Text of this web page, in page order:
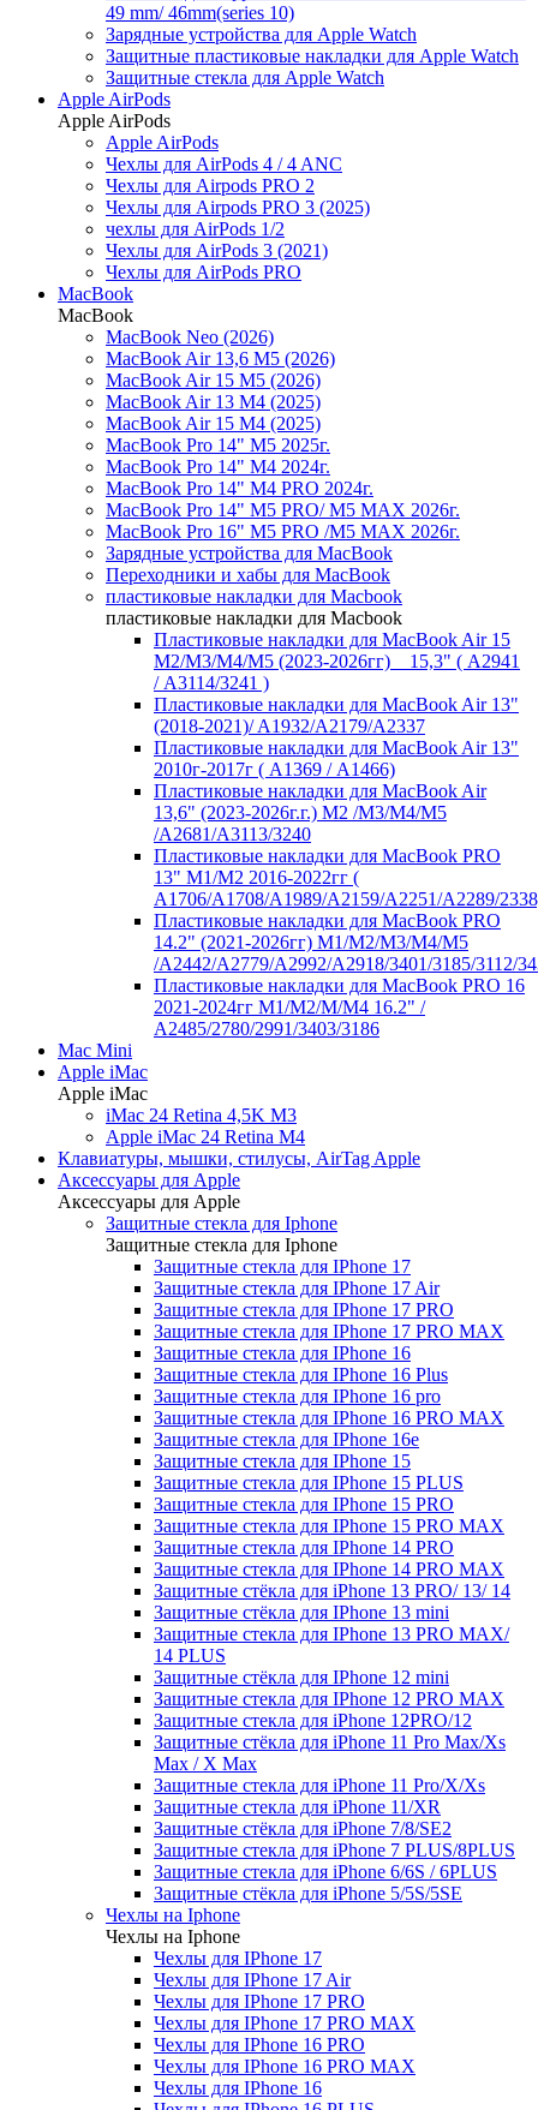
49 mm/ 46mm(series 10)
Зарядные устройства для Apple Watch
Защитные пластиковые накладки для Apple Watch
Защитные стекла для Apple Watch
Apple AirPods
Apple AirPods
Apple AirPods
Чехлы для AirPods 4 / 4 ANC
Чехлы для Airpods PRO 2
Чехлы для Airpods PRO 3 (2025)
чехлы для AirPods 1/2
Чехлы для AirPods 3 (2021)
Чехлы для AirPods PRO
MacBook
MacBook
MacBook Neo (2026)
MacBook Air 13,6 M5 (2026)
MacBook Air 15 M5 (2026)
MacBook Air 13 M4 (2025)
MacBook Air 15 M4 (2025)
MacBook Pro 14" M5 2025г.
MacBook Pro 14" M4 2024г.
MacBook Pro 14" M4 PRO 2024г.
MacBook Pro 14" M5 PRO/ M5 MAX 2026г.
MacBook Pro 16" M5 PRO /M5 MAX 2026г.
Зарядные устройства для MacBook
Переходники и хабы для MacBook
пластиковые накладки для Macbook
пластиковые накладки для Macbook
Пластиковые накладки для MacBook Air 15
M2/M3/M4/M5 (2023-2026гг) _ 15,3" ( А2941
/ А3114/3241 )
Пластиковые накладки для MacBook Air 13"
(2018-2021)/ A1932/A2179/A2337
Пластиковые накладки для MacBook Air 13"
2010г-2017г ( А1369 / А1466)
Пластиковые накладки для MacBook Air
13,6" (2023-2026г.г.) M2 /M3/M4/M5
/A2681/A3113/3240
Пластиковые накладки для MacBook PRO
13" M1/M2 2016-2022гг (
А1706/A1708/A1989/A2159/A2251/A2289/
Пластиковые накладки для MacBook PRO
14.2" (2021-2026гг) M1/M2/M3/M4/M5
/A2442/A2779/A2992/A2918/3401/3185/3112/
Пластиковые накладки для MacBook PRO 16
2021-2024гг M1/M2/M/M4 16.2" /
А2485/2780/2991/3403/3186
Mac Mini
Apple iMac
Apple iMac
iMac 24 Retina 4,5K M3
Apple iMac 24 Retina M4
Клавиатуры, мышки, стилусы, AirTag Apple
Аксессуары для Apple
Аксессуары для Apple
Защитные стекла для Iphone
Защитные стекла для Iphone
Защитные стекла для IPhone 17
Защитные стекла для IPhone 17 Air
Защитные стекла для IPhone 17 PRO
Защитные стекла для IPhone 17 PRO MAX
Защитные стекла для IPhone 16
Защитные стекла для IPhone 16 Plus
Защитные стекла для IPhone 16 pro
Защитные стекла для IPhone 16 PRO MAX
Защитные стекла для IPhone 16e
Защитные стекла для IPhone 15
Защитные стекла для IPhone 15 PLUS
Защитные стекла для IPhone 15 PRO
Защитные стекла для IPhone 15 PRO MAX
Защитные стекла для IPhone 14 PRO
Защитные стекла для IPhone 14 PRO MAX
Защитные стёкла для iPhone 13 PRO/ 13/ 14
Защитные стёкла для IPhone 13 mini
Защитные стекла для IPhone 13 PRO MAX/
14 PLUS
Защитные стёкла для IPhone 12 mini
Защитные стекла для IPhone 12 PRO MAX
Защитные стекла для iPhone 12PRO/12
Защитные стёкла для iPhone 11 Pro Max/Xs
Max / X Max
Защитные стекла для iPhone 11 Pro/X/Xs
Защитные стекла для iPhone 11/XR
Защитные стёкла для iPhone 7/8/SE2
Защитные стекла для iPhone 7 PLUS/8PLUS
Защитные стекла для iPhone 6/6S / 6PLUS
Защитные стёкла для iPhone 5/5S/5SE
Чехлы на Iphone
Чехлы на Iphone
Чехлы для IPhone 17
Чехлы для IPhone 17 Air
Чехлы для IPhone 17 PRO
Чехлы для IPhone 17 PRO MAX
Чехлы для IPhone 16 PRO
Чехлы для IPhone 16 PRO MAX
Чехлы для IPhone 16